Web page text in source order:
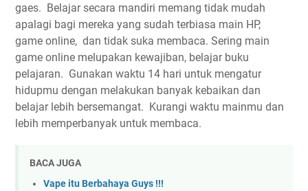
gaes. Belajar secara mandiri memang tidak mudah
apalagi bagi mereka yang sudah terbiasa main HP,
game online, dan tidak suka membaca. Sering main
game online melupakan kewajiban, belajar buku
pelajaran. Gunakan waktu 14 hari untuk mengatur
hidupmu dengan melakukan banyak kebaikan dan
belajar lebih bersemangat. Kurangi waktu mainmu dan
lebih memperbanyak untuk membaca.
BACA JUGA
Vape itu Berbahaya Guys !!!